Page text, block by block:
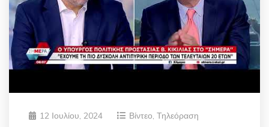
12 Ιουλίου, 2024 Βίντεο, Τηλεόραση